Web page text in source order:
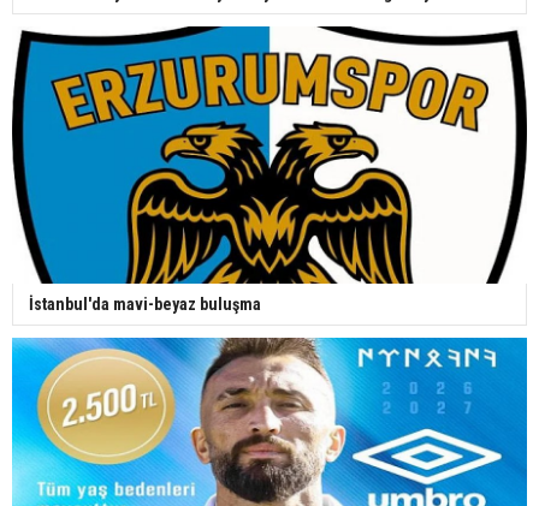
İstanbul'da mavi-beyaz buluşma